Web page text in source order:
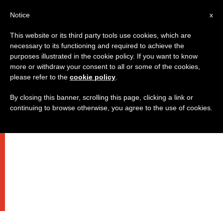
x
Notice
This website or its third party tools use cookies, which are
necessary to its functioning and required to achieve the
purposes illustrated in the cookie policy. If you want to know
more or withdraw your consent to all or some of the cookies,
please refer to the cookie policy
By closing this banner, scrolling this page, clicking a link or
continuing to browse otherwise, you agree to the use of cookies.